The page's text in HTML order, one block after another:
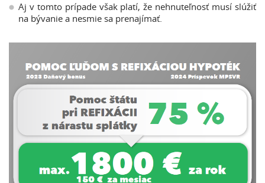
Aj v tomto prípade však platí, že nehnuteľnosť musí slúžiť
na bývanie a nesmie sa prenajímať.